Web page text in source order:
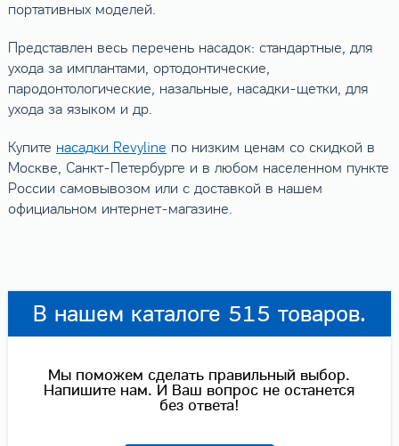
портативных моделей.
Представлен весь перечень насадок: стандартные, для
ухода за имплантами, ортодонтические,
пародонтологические, назальные, насадки-щетки, для
ухода за языком и др.
Купите насадки Revyline по низким ценам со скидкой в
Москве, Санкт-Петербурге и в любом населенном пункте
России самовывозом или с доставкой в нашем
официальном интернет-магазине.
В нашем каталоге 515 товаров.
Мы поможем сделать правильный выбор.
Напишите нам. И Ваш вопрос не останется
без ответа!